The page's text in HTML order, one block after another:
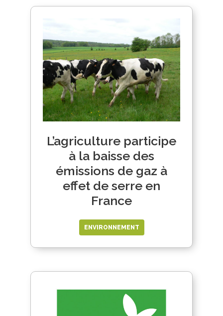
L’agriculture participe
à la baisse des
émissions de gaz à
effet de serre en
France
ENVIRONNEMENT